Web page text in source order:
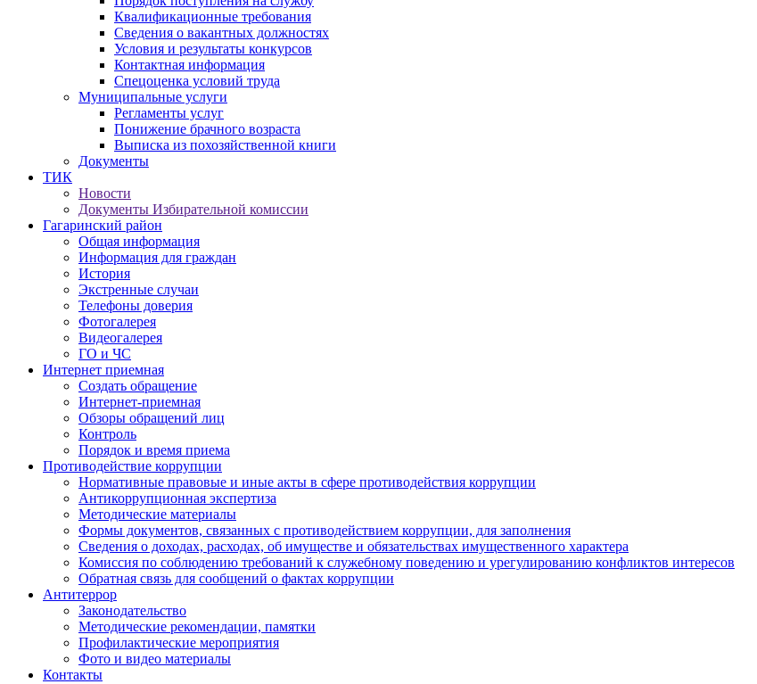
Квалификационные требования
Сведения о вакантных должностях
Условия и результаты конкурсов
Контактная информация
Спецоценка условий труда
Муниципальные услуги
Регламенты услуг
Понижение брачного возраста
Выписка из похозяйственной книги
Документы
ТИК
Новости
Документы Избирательной комиссии
Гагаринский район
Общая информация
Информация для граждан
История
Экстренные случаи
Телефоны доверия
Фотогалерея
Видеогалерея
ГО и ЧС
Интернет приемная
Создать обращение
Интернет-приемная
Обзоры обращений лиц
Контроль
Порядок и время приема
Противодействие коррупции
Нормативные правовые и иные акты в сфере противодействия коррупции
Антикоррупционная экспертиза
Методические материалы
Формы документов, связанных с противодействием коррупции, для заполнения
Сведения о доходах, расходах, об имуществе и обязательствах имущественного характера
Комиссия по соблюдению требований к служебному поведению и урегулированию конфликтов интересов
Обратная связь для сообщений о фактах коррупции
Антитеррор
Законодательство
Методические рекомендации, памятки
Профилактические мероприятия
Фото и видео материалы
Контакты